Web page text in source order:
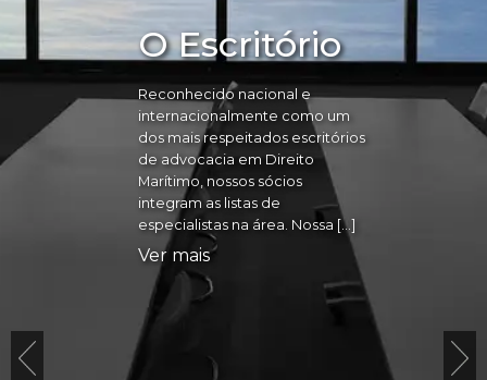
O Escritório
Reconhecido nacional e
internacionalmente como um
dos mais respeitados escritórios
de advocacia em Direito
Marítimo, nossos sócios
integram as listas de
especialistas na área. Nossa […]
Ver mais